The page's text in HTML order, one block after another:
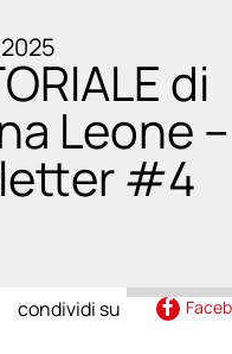
di
Leone –
#4
condividi su